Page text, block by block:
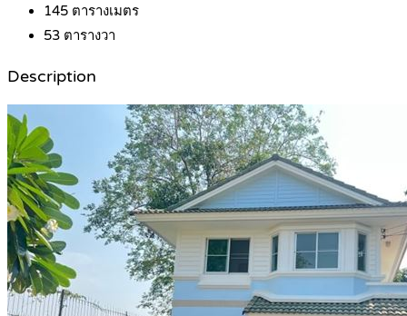
145 ตารางเมตร
53 ตารางวา
Description